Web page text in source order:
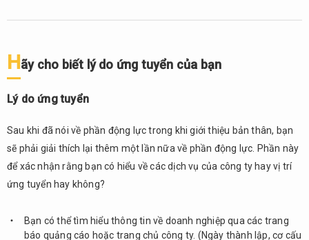
Hãy cho biết lý do ứng tuyển của bạn
Lý do ứng tuyển
Sau khi đã nói về phần động lực trong khi giới thiệu bản thân, bạn
sẽ phải giải thích lại thêm một lần nữa về phần động lực. Phần này
để xác nhận rằng bạn có hiểu về các dịch vụ của công ty hay vị trí
ứng tuyển hay không?
Bạn có thể tìm hiểu thông tin về doanh nghiệp qua các trang
báo quảng cáo hoặc trang chủ công ty. (Ngày thành lập, cơ cấu